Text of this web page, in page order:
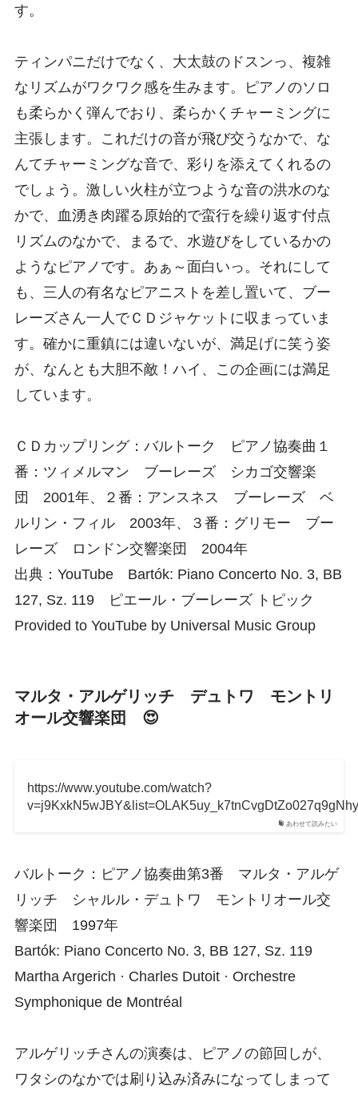
す。
ティンパニだけでなく、大太鼓のドスンっ、複雑
なリズムがワクワク感を生みます。ピアノのソロ
も柔らかく弾んでおり、柔らかくチャーミングに
主張します。これだけの音が飛び交うなかで、な
んてチャーミングな音で、彩りを添えてくれるの
でしょう。激しい火柱が立つような音の洪水のな
かで、血湧き肉躍る原始的で蛮行を繰り返す付点
リズムのなかで、まるで、水遊びをしているかの
ようなピアノです。あぁ～面白いっ。それにして
も、三人の有名なピアニストを差し置いて、ブー
レーズさん一人でＣＤジャケットに収まっていま
す。確かに重鎮には違いないが、満足げに笑う姿
が、なんとも大胆不敵！ハイ、この企画には満足
しています。
ＣＤカップリング：バルトーク ピアノ協奏曲１
番：ツィメルマン ブーレーズ シカゴ交響楽
団 2001年、２番：アンスネス ブーレーズ ベ
ルリン・フィル 2003年、３番：グリモー ブー
レーズ ロンドン交響楽団 2004年
出典：YouTube Bartók: Piano Concerto No. 3, BB
127, Sz. 119 ピエール・ブーレーズ トピック
Provided to YouTube by Universal Music Group
マルタ・アルゲリッチ デュトワ モントリ
オール交響楽団 😍
あわせて読みたい
https://www.youtube.com/watch?
バルトーク：ピアノ協奏曲第3番 マルタ・アルゲ
リッチ シャルル・デュトワ モントリオール交
響楽団 1997年
Bartók: Piano Concerto No. 3, BB 127, Sz. 119
Martha Argerich · Charles Dutoit · Orchestre
Symphonique de Montréal
アルゲリッチさんの演奏は、ピアノの節回しが、
ワタシのなかでは刷り込み済みになってしまって